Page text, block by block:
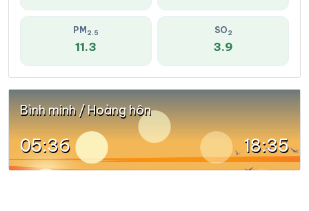
PM 2.5
11.3
SO2
3.9
Bình minh / Hoàng hôn
05:36 18:35